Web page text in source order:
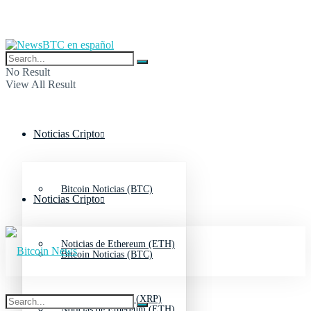
No Result
View All Result
Noticias Cripto
Bitcoin Noticias (BTC)
Noticias de Ethereum (ETH)
Noticias de Ripple (XRP)
Noticias Cripto
Bitcoin Noticias (BTC)